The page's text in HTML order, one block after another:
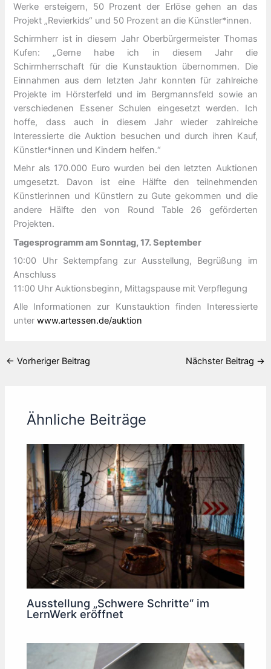
Werke ersteigern, 50 Prozent der Erlöse gehen an das
Projekt „Revierkids“ und 50 Prozent an die Künstler*innen.
Schirmherr ist in diesem Jahr Oberbürgermeister Thomas
Kufen: „Gerne habe ich in diesem Jahr die
Schirmherrschaft für die Kunstauktion übernommen. Die
Einnahmen aus dem letzten Jahr konnten für zahlreiche
Projekte im Hörsterfeld und im Bergmannsfeld sowie an
verschiedenen Essener Schulen eingesetzt werden. Ich
hoffe, dass auch in diesem Jahr wieder zahlreiche
Interessierte die Auktion besuchen und durch ihren Kauf,
Künstler*innen und Kindern helfen.“
Mehr als 170.000 Euro wurden bei den letzten Auktionen
umgesetzt. Davon ist eine Hälfte den teilnehmenden
Künstlerinnen und Künstlern zu Gute gekommen und die
andere Hälfte den von Round Table 26 geförderten
Projekten.
Tagesprogramm am Sonntag, 17. September
10:00 Uhr Sektempfang zur Ausstellung, Begrüßung im
Anschluss
11:00 Uhr Auktionsbeginn, Mittagspause mit Verpflegung
Alle Informationen zur Kunstauktion finden Interessierte
unterwww.artessen.de/auktion
← Vorheriger Beitrag Nächster Beitrag →
Ähnliche Beiträge
Ausstellung „Schwere Schritte“ im
LernWerk eröffnet